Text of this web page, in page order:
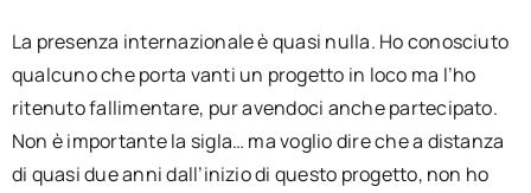
La presenza internazionale è quasi nulla. Ho conosciuto
qualcuno che porta vanti un progetto in loco ma l’ho
ritenuto fallimentare, pur avendoci anche partecipato.
Non è importante la sigla… ma voglio dire che a distanza
di quasi due anni dall’inizio di questo progetto, non ho